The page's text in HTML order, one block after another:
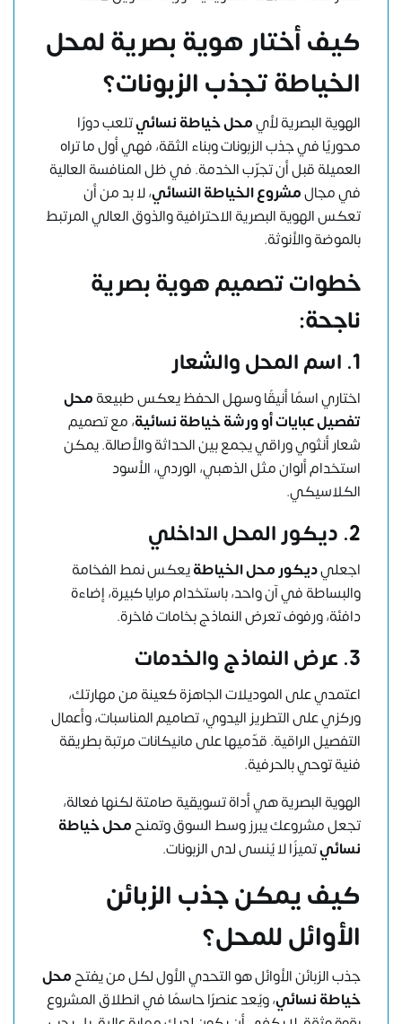
كيف أختار هوية بصرية لمحل
الخياطة تجذب الزبونات؟
الهوية البصرية لأيمحل خياطة نسائيتلعب دورًا
محوريًا في جذب الزبونات وبناء الثقة، فهي أول ما تراه
العميلة قبل أن تجرّب الخدمة. في ظل المنافسة العالية
في مجالمشروع الخياطة النسائي، لا بد من أن
تعكس الهوية البصرية الاحترافية والذوق العالي المرتبط
بالموضة والأنوثة.
خطوات تصميم هوية بصرية
ناجحة:
1. اسم المحل والشعار
اختاري اسمًا أنيقًا وسهل الحفظ يعكس طبيعةمحل
تفصيل عبايات أو ورشة خياطة نسائية، مع تصميم
شعار أنثوي وراقي يجمع بين الحداثة والأصالة. يمكن
استخدام ألوان مثل الذهبي، الوردي، الأسود
الكلاسيكي.
2. ديكور المحل الداخلي
اجعليديكور محل الخياطةيعكس نمط الفخامة
والبساطة في آن واحد، باستخدام مرايا كبيرة، إضاءة
دافئة، ورفوف تعرض النماذج بخامات فاخرة.
3. عرض النماذج والخدمات
اعتمدي على الموديلات الجاهزة كعينة من مهارتك،
وركزي على التطريز اليدوي، تصاميم المناسبات، وأعمال
التفصيل الراقية. قدّميها على مانيكانات مرتبة بطريقة
فنية توحي بالحرفية.
الهوية البصرية هي أداة تسويقية صامتة لكنها فعالة،
تجعل مشروعك يبرز وسط السوق وتمنحمحل خياطة
نسائيتميزًا لا يُنسى لدى الزبونات.
كيف يمكن جذب الزبائن
الأوائل للمحل؟
جذب الزبائن الأوائل هو التحدي الأول لكل من يفتحمحل
خياطة نسائي، ويُعد عنصرًا حاسمًا في انطلاق المشروع